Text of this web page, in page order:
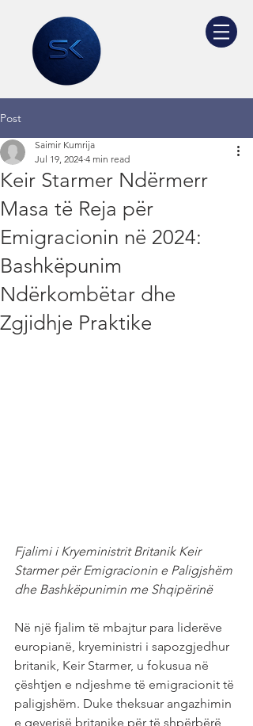
Post
Keir Starmer Ndërmerr
Masa të Reja për
Emigracionin në 2024:
Bashkëpunim
Ndërkombëtar dhe
Zgjidhje Praktike
Saimir Kumrija
Jul 19, 2024 4 min read
Fjalimi i Kryeministrit Britanik Keir
Starmer për Emigracionin e Paligjshëm
dhe Bashkëpunimin me Shqipërinë
Në një fjalim të mbajtur para liderëve
europianë, kryeministri i sapozgjedhur
britanik, Keir Starmer, u fokusua në
çështjen e ndjeshme të emigracionit të
paligjshëm. Duke theksuar angazhimin
e qeverisë britanike për të shpërbërë